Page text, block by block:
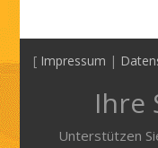
[ Impressum |
Ihre
Unterstützen